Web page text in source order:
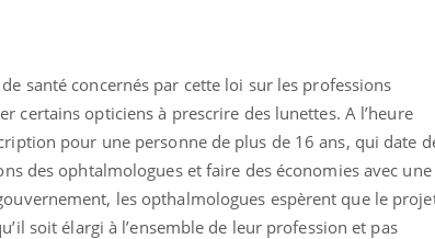
santé concernés par cette loi sur les professions
certains opticiens à prescrire des lunettes. A l’heure
pour une personne de plus de 16 ans, qui date
des ophtalmologues et faire des économies avec une
les opthalmologues espèrent que le
soit élargi à l’ensemble de leur profession et pas